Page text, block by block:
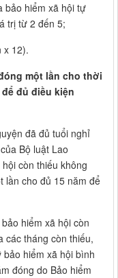
bảo hiểm xã hội tự
trị từ 2 đến 5;
x 12).
một lần cho thời
đủ điều kiện
đã đủ tuổi nghỉ
Bộ luật Lao
còn thiếu không
lần cho đủ 15 năm để
hiểm xã hội còn
các tháng còn thiếu,
hiểm xã hội bình
đóng do Bảo hiểm